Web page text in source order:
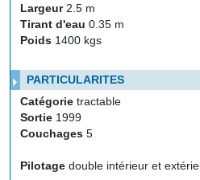
Largeur 2.5 m
Tirant d'eau 0.35 m
Poids 1400 kgs
PARTICULARITES
Catégorie tractable
Sortie 1999
Couchages 5
Pilotage double intérieur et